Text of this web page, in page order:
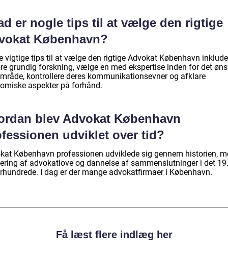
er nogle tips til at vælge den rigtige
København?
vigtige tips til at vælge den rigtige Advokat København
grundig forskning, vælge en med ekspertise inden for det
kontrollere deres kommunikationsevner og afklare
aspekter på forhånd.
blev Advokat København
udviklet over tid?
København professionen udviklede sig gennem historien,
af advokatlove og dannelse af sammenslutninger i det
I dag er der mange advokatfirmaer i København.
Få læst flere indlæg her